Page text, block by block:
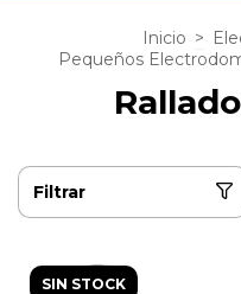
Inicio >
Pequeños
Filtrar
SIN STOCK